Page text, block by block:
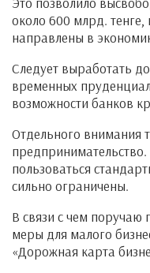
около 600 млрд.
направлены в
Следует выработать
временных
возможности банков
Отдельного внимания
пользоваться
сильно ограничены.
В связи с чем поручаю
меры для малого
«Дорожная карта